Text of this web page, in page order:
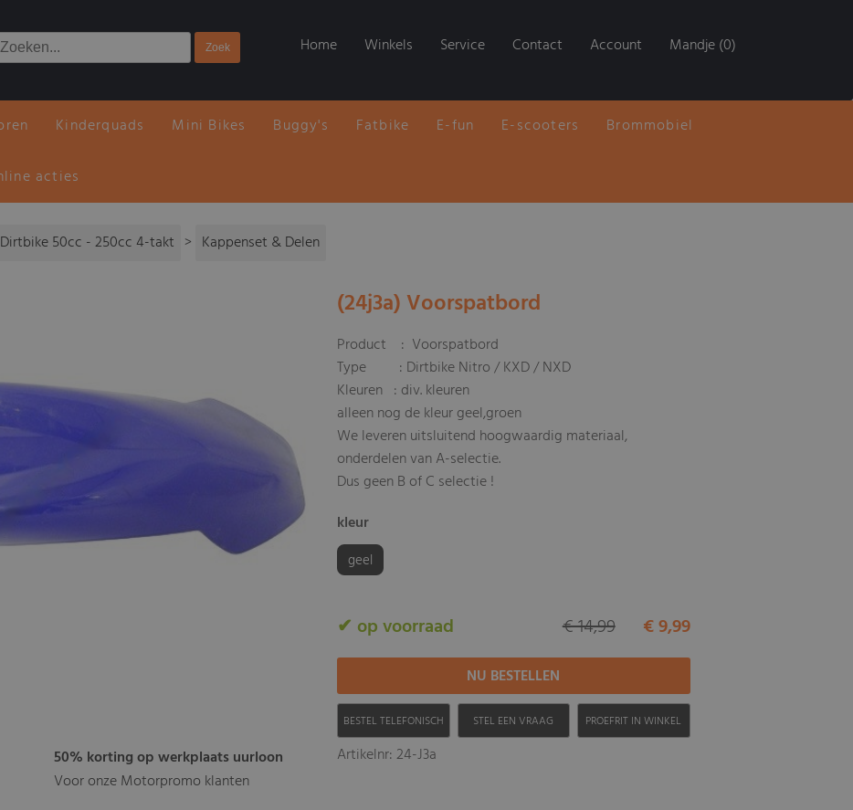
Home Winkels Service Contact Account Mandje (0)
Kinderquads Mini Bikes Buggy's Fatbike E-fun E-scooters Brommobiel
acties
50cc - 250cc 4-takt > Kappenset & Delen
50% korting op werkplaats uurloon
Voor onze Motorpromo klanten
(24j3a) Voorspatbord
Product : Voorspatbord
Type : Dirtbike Nitro / KXD / NXD
Kleuren : div. kleuren
alleen nog de kleur geel,groen
We leveren uitsluitend hoogwaardig materiaal,
onderdelen van A-selectie.
Dus geen B of C selectie !
kleur
geel
✔ op voorraad € 9,99
€ 14,99
BESTEL TELEFONISCH STEL EEN VRAAG PROEFRIT IN WINKEL
Artikelnr: 24-J3a